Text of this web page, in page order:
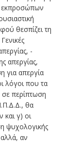
εκπροσώπων
θεσπίζει τη
-
απεργίας,
για απεργία
λόγοι που τα
περίπτωση
θα
και γ) οι
ψυχολογικής
αν